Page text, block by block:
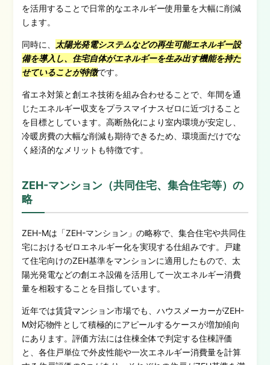
を活用することで日常的なエネルギー使用量を大幅に削減
します。
同時に、 太陽光発電システムなどの再生可能エネルギー設
備を導入し、住宅自体がエネルギーを生み出す機能を持た
せていることが特徴です。
省エネ対策と創エネ技術を組み合わせることで、年間を通
じたエネルギー収支をプラスマイナスゼロに近づけること
を目標としています。高断熱化により室内環境が安定し、
冷暖房費の大幅な削減も期待できるため、環境面だけでな
く経済的なメリットも特徴です。
ZEH-マンション（共同住宅、集合住宅等）の
略
ZEH-Mは「ZEH-マンション」の略称で、集合住宅や共同住
宅におけるゼロエネルギー化を実現する仕組みです。戸建
て住宅向けのZEH基準をマンションに適用したもので、太
陽光発電などの創エネ設備を活用して一次エネルギー消費
量を相殺することを目指しています。
近年では賃貸マンション市場でも、ハウスメーカーがZEH-
M対応物件として積極的にアピールするケースが増加傾向
にあります。評価方法には住棟全体で判定する住棟評価
と、各住戸単位で外皮性能や一次エネルギー消費量を計算